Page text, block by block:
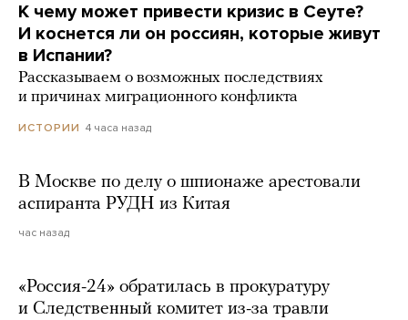
К чему может привести кризис в Сеуте?
И коснется ли он россиян, которые живут
в Испании?
Рассказываем о возможных последствиях
и причинах миграционного конфликта
ИСТОРИИ 4 часа назад
В Москве по делу о шпионаже арестовали
аспиранта РУДН из Китая
час назад
«Россия-24» обратилась в прокуратуру
и Следственный комитет из-за травли